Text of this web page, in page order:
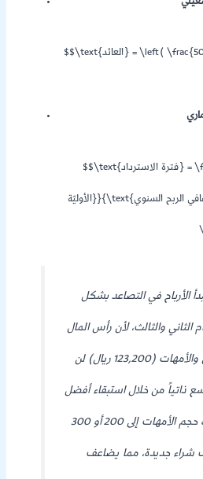
$$\text{العائد} = \left( \frac{50,750}{119,750} \right) \times
$$\text{فترة الاسترداد} = \frac{\text{التكاليف الاستثمارية
الأوليّة}}{\text{صافي الربح السنوي}} = \frac{175,200}{50,750}
الأرباح في التصاعد بشكل
الثاني والثالث، لأن رأس المال
المدفوع لشراء الأصول والأمهات (123,200 ريال) لن
ذاتياً من خلال استبقاء أفضل
الرخال المولودة لزيادة حجم الأمهات إلى 200 أو 300
شراء جديدة، مما يضاعف